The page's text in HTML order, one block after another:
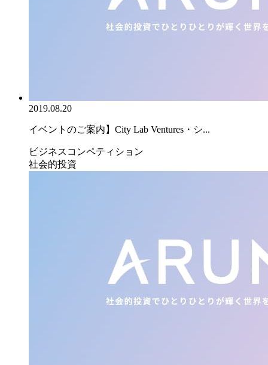
2019.08.20
イベントのご案内】City Lab Ventures・シ...
ビジネスコンペティション
社会的投資